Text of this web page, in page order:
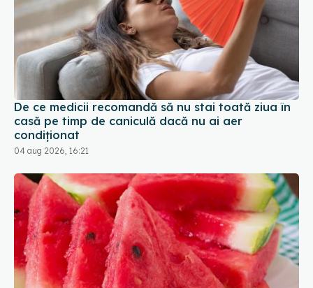
De ce medicii recomandă să nu stai toată ziua în
casă pe timp de caniculă dacă nu ai aer
condiționat
04 aug 2026, 16:21